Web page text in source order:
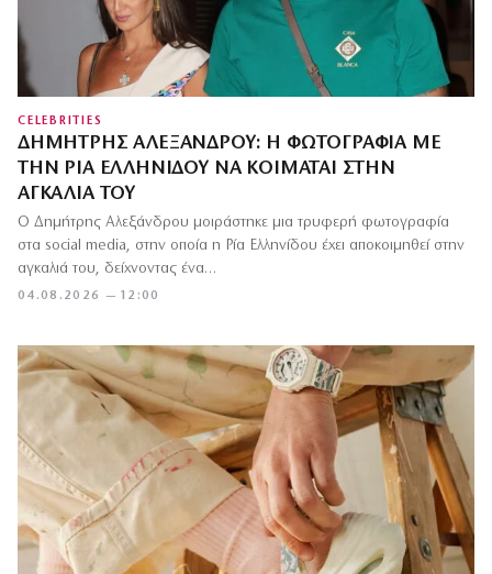
CELEBRITIES
ΔΗΜΉΤΡΗΣ ΑΛΕΞΆΝΔΡΟΥ: Η ΦΩΤΟΓΡΑΦΊΑ ΜΕ
ΤΗΝ ΡΊΑ ΕΛΛΗΝΊΔΟΥ ΝΑ ΚΟΙΜΆΤΑΙ ΣΤΗΝ
ΑΓΚΑΛΙΆ ΤΟΥ
04.08.2026 — 12:00
Ο Δημήτρης Αλεξάνδρου μοιράστηκε μια τρυφερή φωτογραφία
στα social media, στην οποία η Ρία Ελληνίδου έχει αποκοιμηθεί στην
αγκαλιά του, δείχνοντας ένα…